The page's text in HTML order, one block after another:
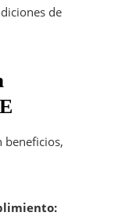
de
beneficios,